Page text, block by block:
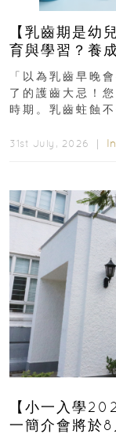
【乳齒期是幼
育與學習？養成良好
瑯質 兒童牙膏
「以為乳齒早晚
了的護齒大忌！
時期。乳齒蛀蝕
31st July, 2026 ｜ In
【小一入學
一簡介會將於